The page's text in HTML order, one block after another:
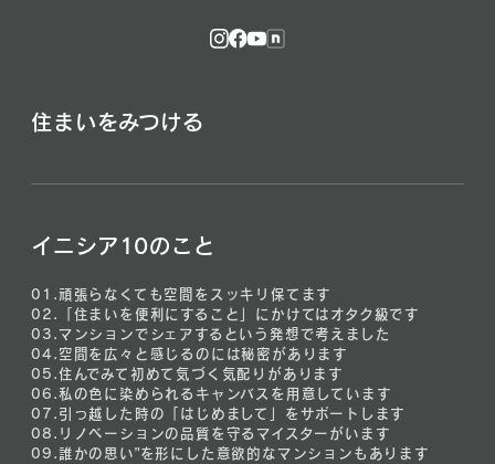
住まいをみつける
イニシア10のこと
01. 頑張らなくても空間をスッキリ保てます
02.
「住まいを便利にすること」にかけてはオタク級です
03. マンションでシェアするという発想で考えました
04. 空間を広々と感じるのには秘密があります
05. 住んでみて初めて気づく気配りがあります
06. 私の色に染められるキャンバスを用意しています
07. 引っ越した時の「はじめまして」をサポートします
08.
リノベーションの品質を守るマイスターがいます
09. 誰かの思い”を形にした意欲的なマンションもあります